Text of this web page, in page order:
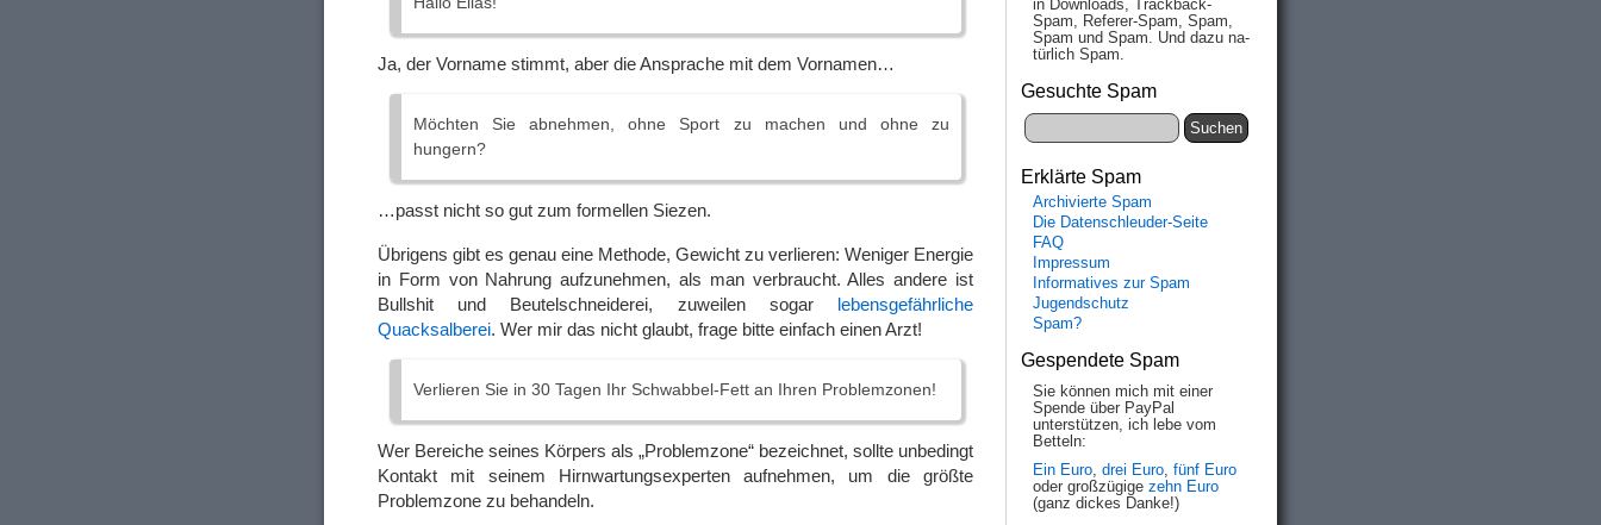
Ja, der Vorname stimmt, aber die Ansprache mit dem Vornamen…
Möchten Sie abnehmen, ohne Sport zu machen und ohne zu
hungern?
…passt nicht so gut zum formellen Siezen.
Übrigens gibt es genau eine Methode, Gewicht zu verlieren: Weniger Energie
in Form von Nahrung aufzunehmen, als man verbraucht. Alles andere ist
Bullshit und Beutelschneiderei, zuweilen sogar lebensgefährliche
Quacksalberei. Wer mir das nicht glaubt, frage bitte einfach einen Arzt!
Verlieren Sie in 30 Tagen Ihr Schwabbel-Fett an Ihren Problemzonen!
Wer Bereiche seines Körpers als „Problemzone“ bezeichnet, sollte unbedingt
Kontakt mit seinem Hirnwartungsexperten aufnehmen, um die größte
Problemzone zu behandeln.
in Down­loads, Track­back-
Spam, Re­fe­rer-Spam, Spam,
Spam und Spam. Und da­zu na­
tür­lich Spam.
Gesuchte Spam
Erklärte Spam
Archivierte Spam
Die Datenschleuder-Seite
FAQ
Impressum
Informatives zur Spam
Jugendschutz
Spam?
Gespendete Spam
Sie können mich mit einer
Spende über PayPal
unterstützen, ich lebe vom
Betteln:
Ein Euro, drei Euro, fünf Euro
oder großzügige zehn Euro
(ganz dickes Danke!)